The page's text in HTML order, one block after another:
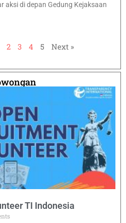
aksi di depan Gedung Kejaksaan
2 3 4 5 Next »
TI Indonesia